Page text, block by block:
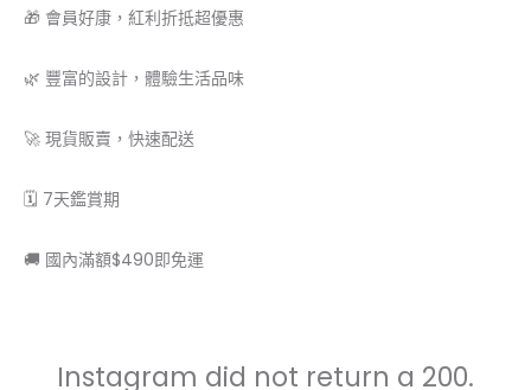
🎁 會員好康，紅利折抵超優惠
🌿 豐富的設計，體驗生活品味
🚀 現貨販賣，快速配送
🗓 7天鑑賞期
🚚 國內滿額$490即免運
Instagram did not return a 200.